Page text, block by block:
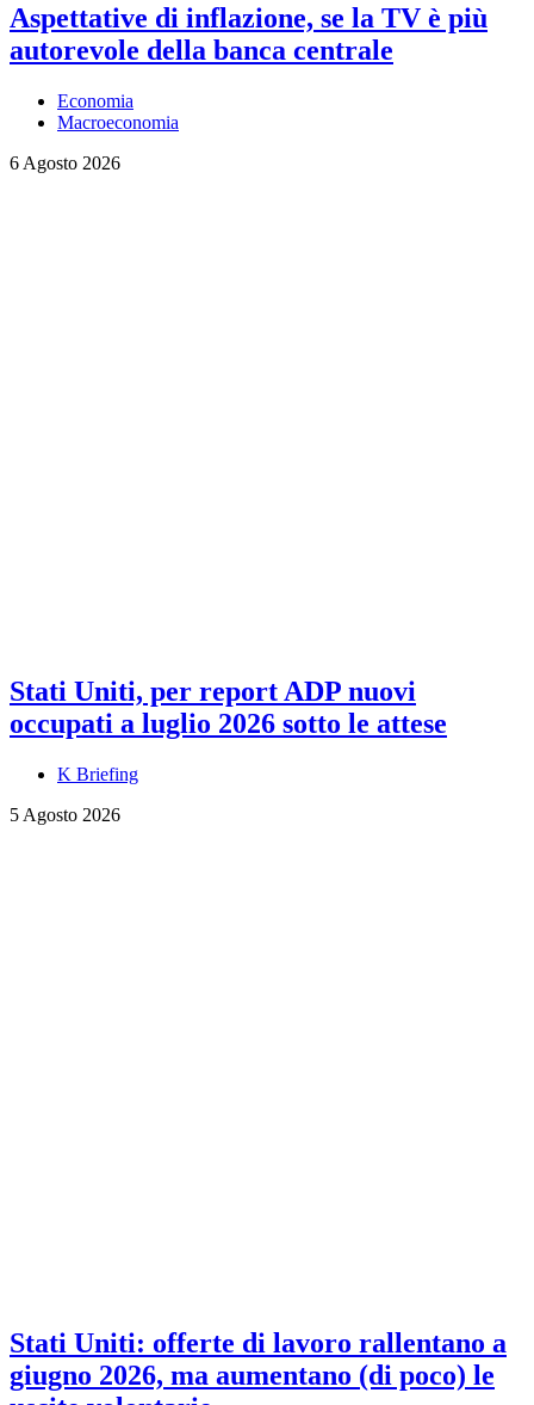
Aspettative di inflazione, se la TV è più
autorevole della banca centrale
Economia
Macroeconomia
6 Agosto 2026
Stati Uniti, per report ADP nuovi
occupati a luglio 2026 sotto le attese
K Briefing
5 Agosto 2026
Stati Uniti: offerte di lavoro rallentano a
giugno 2026, ma aumentano (di poco) le